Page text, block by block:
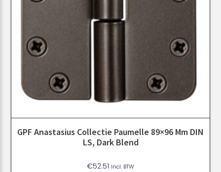
GPF Anastasius Collectie Paumelle 89×96 Mm DIN
LS, Dark Blend
€52.51 Incl. BTW